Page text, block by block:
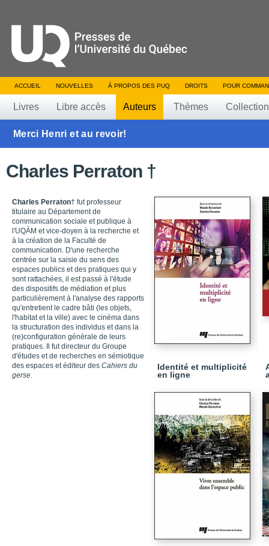
ACCUEIL NOUVELLES À PROPOS DES PUQ DROITS POUR
Livres Libre accès Auteurs Thèmes
Merci Henri et au revoir!
Charles Perraton †
Charles Perraton† fut professeur
titulaire au Département de
communication sociale et publique à
l'UQÀM et vice-doyen à la recherche et
à la création de la Faculté de
communication. D'une recherche
centrée sur la saisie du sens des
espaces publics et des pratiques qui y
sont rattachées, il est passé à l'étude
des dispositifs de médiation et plus
particulièrement à l'analyse des rapports
qu'entretient le cadre bâti (les objets,
l'habitat et la ville) avec le cinéma dans
la structuration des individus et dans la
(re)configuration générale de leurs
pratiques. Il fut directeur du Groupe
d'études et de recherches en sémiotique
des espaces et éditeur des Cahiers du
gerse.
Identité et multiplicité
en ligne